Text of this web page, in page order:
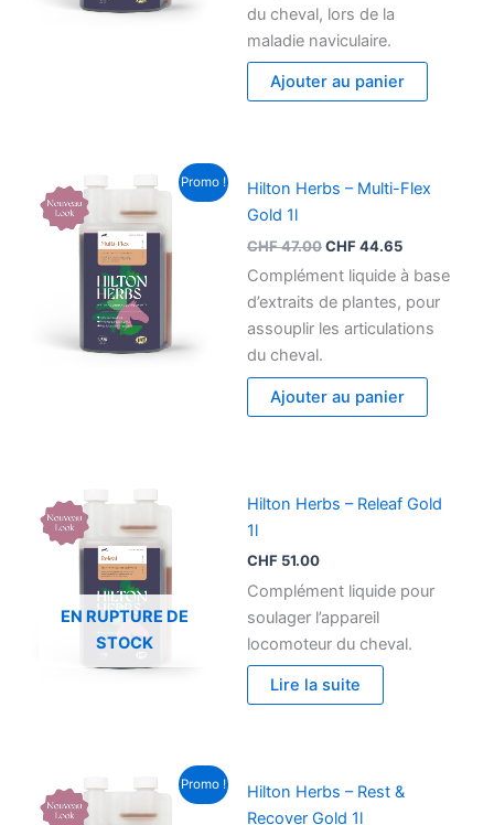
du cheval, lors de la
maladie naviculaire.
Ajouter au panier
Promo !
Hilton Herbs – Multi-Flex
Gold 1l
CHF47.00
prix
CHF 47.00.
CHF44.65
prix
CHF 44.65.
Complément liquide à base
d’extraits de plantes, pour
assouplir les articulations
du cheval.
Ajouter au panier
EN RUPTURE DE
STOCK
Hilton Herbs – Releaf Gold
1l
CHF 51.00
Complément liquide pour
soulager l’appareil
locomoteur du cheval.
Lire la suite
Promo !
Hilton Herbs – Rest &
Recover Gold 1l
prix
initial
prix